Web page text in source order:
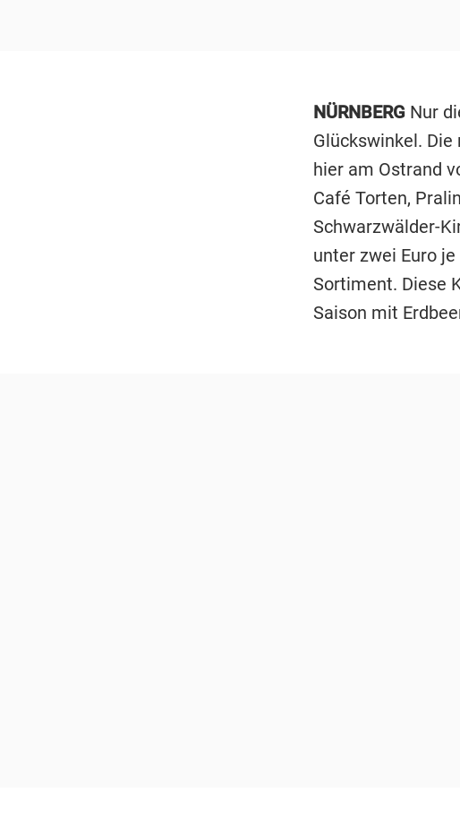
NÜRNBERGNur
Glückswinkel.
hier am Ostrand
Café Torten,
Schwarzwälder-
unter zwei Euro
Sortiment. Diese
Saison mit